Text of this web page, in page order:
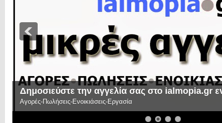
Δημοσιεύστε την αγγελία σας στο ialmopia.gr
Αγορές-Πωλήσεις-Ενοικιάσεις-Εργασία